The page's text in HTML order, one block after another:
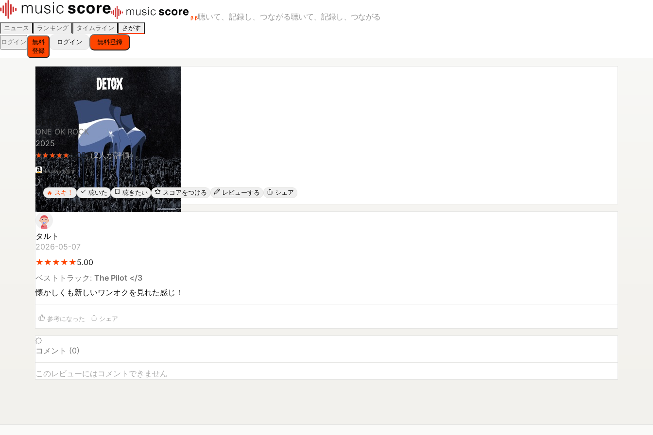
β β聴いて、記録し、つながる聴いて、記録し、つながる
ニュース ランキング タイムライン
さがす
ログイン
無料
登録
ログイン 無料登録
DETOX
ONE OK ROCK
2025
★
★★
★★
★★
★★
★5.00（2人が評価）
Amazonで探す
🔥 スキ！ 聴いた 聴きたい スコアをつける レビューする シェア
タルト
2026-05-07
★
★★
★★
★★
★★
★5.00
ベストトラック: The Pilot </3
懐かしくも新しいワンオクを見れた感じ！
参考になった シェア
コメント (0)
このレビューにはコメントできません